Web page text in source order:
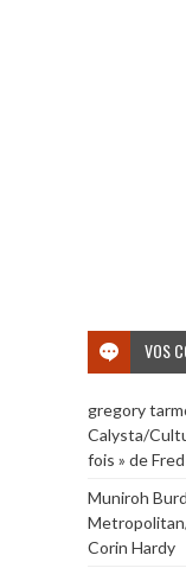
VOS
gregory
Calysta/
fois » de
Muniroh
Corin Hardy